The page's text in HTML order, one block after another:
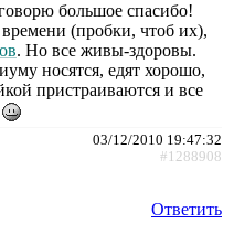
большое спасибо!
(пробки, чтоб их),
. Но все живы-здоровы.
носятся, едят хорошо,
пристраиваются и все
03/12/2010 19:47:32
#1288908
Ответить